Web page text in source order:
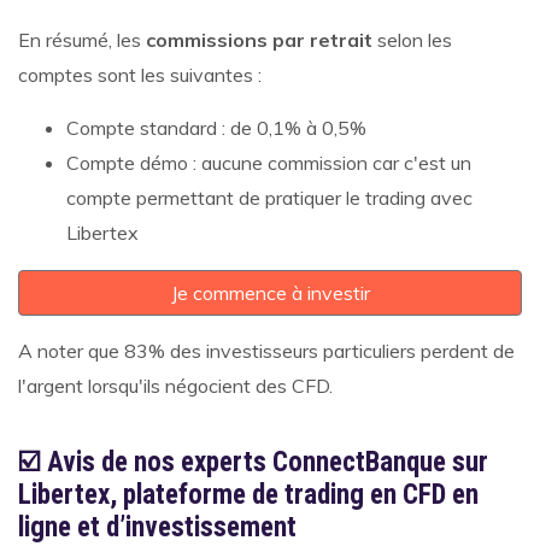
En résumé, les commissions par retrait selon les
comptes sont les suivantes :
Compte standard : de 0,1% à 0,5%
Compte démo : aucune commission car c'est un
compte permettant de pratiquer le trading avec
Libertex
Je commence à investir
A noter que 83% des investisseurs particuliers perdent de
l'argent lorsqu'ils négocient des CFD.
☑️ Avis de nos experts ConnectBanque sur
Libertex, plateforme de trading en CFD en
ligne et d’investissement